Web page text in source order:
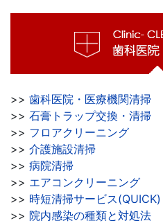
>> 歯科医院・医療機関清掃
>> 石膏トラップ交換・清掃
>> フロアクリーニング
>> 介護施設清掃
>> 病院清掃
>> エアコンクリーニング
>> 時短清掃サービス(QUICK)
>> 院内感染の種類と対処法